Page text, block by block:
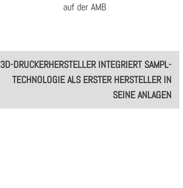
auf der AMB
3D-DRUCKERHERSTELLER INTEGRIERT SAMPL-
TECHNOLOGIE ALS ERSTER HERSTELLER IN
SEINE ANLAGEN